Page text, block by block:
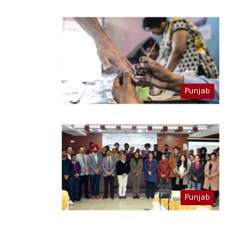
Punjab
Punjab